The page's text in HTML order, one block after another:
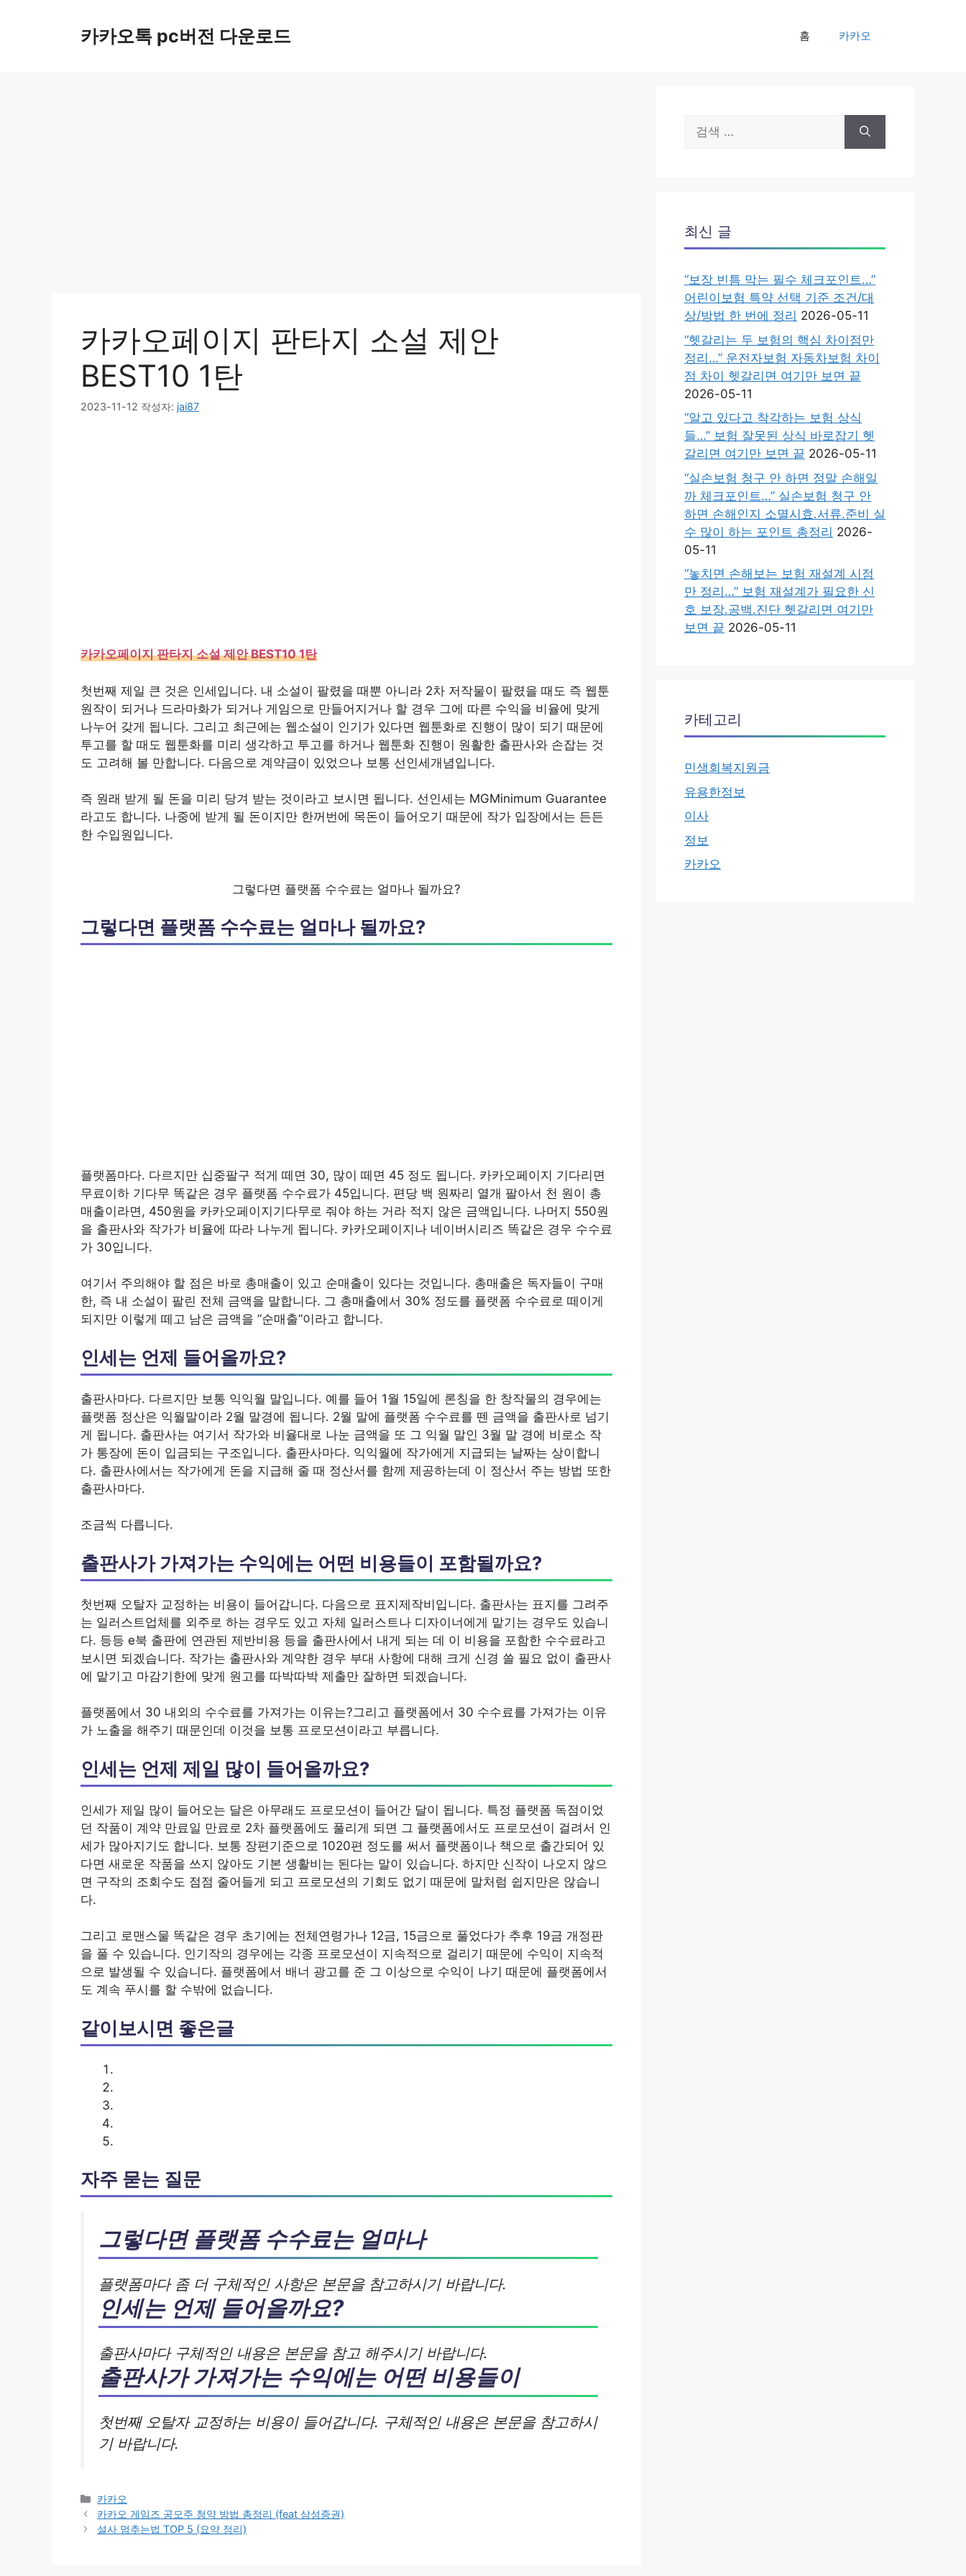
카카오톡 pc버전 다운로드 홈 카카오
카카오페이지 판타지 소설 제안
BEST10 1탄
2023-11-12 작성자: jai87
카카오페이지 판타지 소설 제안 BEST10 1탄
첫번째 제일 큰 것은 인세입니다. 내 소설이 팔렸을 때뿐 아니라 2차 저작물이 팔렸을 때도 즉 웹툰
원작이 되거나 드라마화가 되거나 게임으로 만들어지거나 할 경우 그에 따른 수익을 비율에 맞게
나누어 갖게 됩니다. 그리고 최근에는 웹소설이 인기가 있다면 웹툰화로 진행이 많이 되기 때문에
투고를 할 때도 웹툰화를 미리 생각하고 투고를 하거나 웹툰화 진행이 원활한 출판사와 손잡는 것
도 고려해 볼 만합니다. 다음으로 계약금이 있었으나 보통 선인세개념입니다.
즉 원래 받게 될 돈을 미리 당겨 받는 것이라고 보시면 됩니다. 선인세는 MGMinimum Guarantee
라고도 합니다. 나중에 받게 될 돈이지만 한꺼번에 목돈이 들어오기 때문에 작가 입장에서는 든든
한 수입원입니다.
그렇다면 플랫폼 수수료는 얼마나 될까요?
그렇다면 플랫폼 수수료는 얼마나 될까요?
플랫폼마다. 다르지만 십중팔구 적게 떼면 30, 많이 떼면 45 정도 됩니다. 카카오페이지 기다리면
무료이하 기다무 똑같은 경우 플랫폼 수수료가 45입니다. 편당 백 원짜리 열개 팔아서 천 원이 총
매출이라면, 450원을 카카오페이지기다무로 줘야 하는 거라 적지 않은 금액입니다. 나머지 550원
을 출판사와 작가가 비율에 따라 나누게 됩니다. 카카오페이지나 네이버시리즈 똑같은 경우 수수료
가 30입니다.
여기서 주의해야 할 점은 바로 총매출이 있고 순매출이 있다는 것입니다. 총매출은 독자들이 구매
한, 즉 내 소설이 팔린 전체 금액을 말합니다. 그 총매출에서 30% 정도를 플랫폼 수수료로 떼이게
되지만 이렇게 떼고 남은 금액을 ”순매출”이라고 합니다.
인세는 언제 들어올까요?
출판사마다. 다르지만 보통 익익월 말입니다. 예를 들어 1월 15일에 론칭을 한 창작물의 경우에는
플랫폼 정산은 익월말이라 2월 말경에 됩니다. 2월 말에 플랫폼 수수료를 뗀 금액을 출판사로 넘기
게 됩니다. 출판사는 여기서 작가와 비율대로 나눈 금액을 또 그 익월 말인 3월 말 경에 비로소 작
가 통장에 돈이 입금되는 구조입니다. 출판사마다. 익익월에 작가에게 지급되는 날짜는 상이합니
다. 출판사에서는 작가에게 돈을 지급해 줄 때 정산서를 함께 제공하는데 이 정산서 주는 방법 또한
출판사마다.
조금씩 다릅니다.
출판사가 가져가는 수익에는 어떤 비용들이 포함될까요?
첫번째 오탈자 교정하는 비용이 들어갑니다. 다음으로 표지제작비입니다. 출판사는 표지를 그려주
는 일러스트업체를 외주로 하는 경우도 있고 자체 일러스트나 디자이너에게 맡기는 경우도 있습니
다. 등등 e북 출판에 연관된 제반비용 등을 출판사에서 내게 되는 데 이 비용을 포함한 수수료라고
보시면 되겠습니다. 작가는 출판사와 계약한 경우 부대 사항에 대해 크게 신경 쓸 필요 없이 출판사
에 맡기고 마감기한에 맞게 원고를 따박따박 제출만 잘하면 되겠습니다.
플랫폼에서 30 내외의 수수료를 가져가는 이유는?그리고 플랫폼에서 30 수수료를 가져가는 이유
가 노출을 해주기 때문인데 이것을 보통 프로모션이라고 부릅니다.
인세는 언제 제일 많이 들어올까요?
인세가 제일 많이 들어오는 달은 아무래도 프로모션이 들어간 달이 됩니다. 특정 플랫폼 독점이었
던 작품이 계약 만료일 만료로 2차 플랫폼에도 풀리게 되면 그 플랫폼에서도 프로모션이 걸려서 인
세가 많아지기도 합니다. 보통 장편기준으로 1020편 정도를 써서 플랫폼이나 책으로 출간되어 있
다면 새로운 작품을 쓰지 않아도 기본 생활비는 된다는 말이 있습니다. 하지만 신작이 나오지 않으
면 구작의 조회수도 점점 줄어들게 되고 프로모션의 기회도 없기 때문에 말처럼 쉽지만은 않습니
다.
그리고 로맨스물 똑같은 경우 초기에는 전체연령가나 12금, 15금으로 풀었다가 추후 19금 개정판
을 풀 수 있습니다. 인기작의 경우에는 각종 프로모션이 지속적으로 걸리기 때문에 수익이 지속적
으로 발생될 수 있습니다. 플랫폼에서 배너 광고를 준 그 이상으로 수익이 나기 때문에 플랫폼에서
도 계속 푸시를 할 수밖에 없습니다.
같이보시면 좋은글
자주 묻는 질문
그렇다면 플랫폼 수수료는 얼마나
플랫폼마다 좀 더 구체적인 사항은 본문을 참고하시기 바랍니다.
인세는 언제 들어올까요?
출판사마다 구체적인 내용은 본문을 참고 해주시기 바랍니다.
출판사가 가져가는 수익에는 어떤 비용들이
첫번째 오탈자 교정하는 비용이 들어갑니다. 구체적인 내용은 본문을 참고하시
기 바랍니다.
카
테
고
카카오
카카오 게임즈 공모주 청약 방법 총정리 (feat 삼성증권)
설사 멈추는법 TOP 5 (요약 정리)
색:
최신 글
“보장 빈틈 막는 필수 체크포인트…”
어린이보험 특약 선택 기준 조건/대
상/방법 한 번에 정리 2026-05-11
“헷갈리는 두 보험의 핵심 차이점만
정리…” 운전자보험 자동차보험 차이
점 차이 헷갈리면 여기만 보면 끝
2026-05-11
“알고 있다고 착각하는 보험 상식
들…” 보험 잘못된 상식 바로잡기 헷
갈리면 여기만 보면 끝 2026-05-11
“실손보험 청구 안 하면 정말 손해일
까 체크포인트…” 실손보험 청구 안
하면 손해인지 소멸시효.서류.준비 실
수 많이 하는 포인트 총정리 2026-
05-11
“놓치면 손해보는 보험 재설계 시점
만 정리…” 보험 재설계가 필요한 신
호 보장.공백.진단 헷갈리면 여기만
보면 끝 2026-05-11
카테고리
민생회복지원금
유용한정보
이사
정보
카카오